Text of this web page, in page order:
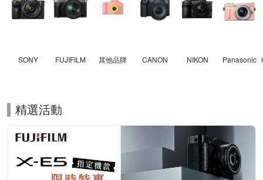
SONY FUJIFILM 其他品牌 CANON NIKON Panasonic
精選活動